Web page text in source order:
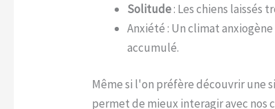
Solitude: Les chiens laissés
Anxiété : Un climat
accumulé.
Même si l'on préfère découvrir une
permet de mieux interagir avec